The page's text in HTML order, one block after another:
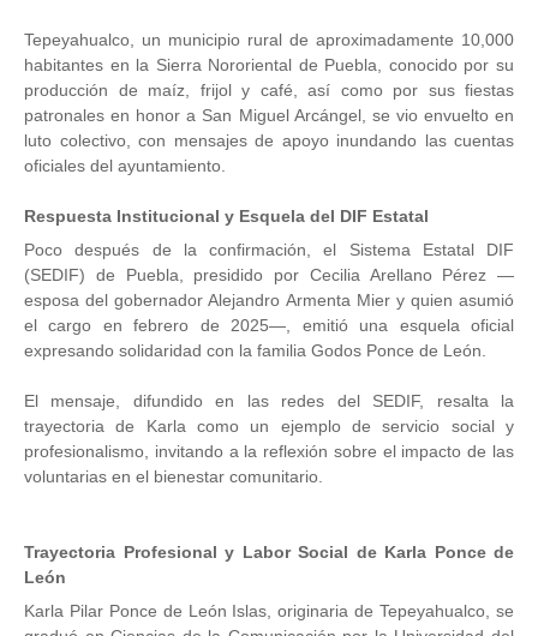
Tepeyahualco, un municipio rural de aproximadamente 10,000
habitantes en la Sierra Nororiental de Puebla, conocido por su
producción de maíz, frijol y café, así como por sus fiestas
patronales en honor a San Miguel Arcángel, se vio envuelto en
luto colectivo, con mensajes de apoyo inundando las cuentas
oficiales del ayuntamiento.
Respuesta Institucional y Esquela del DIF Estatal
Poco después de la confirmación, el Sistema Estatal DIF
(SEDIF) de Puebla, presidido por Cecilia Arellano Pérez —
esposa del gobernador Alejandro Armenta Mier y quien asumió
el cargo en febrero de 2025—, emitió una esquela oficial
expresando solidaridad con la familia Godos Ponce de León.
El mensaje, difundido en las redes del SEDIF, resalta la
trayectoria de Karla como un ejemplo de servicio social y
profesionalismo, invitando a la reflexión sobre el impacto de las
voluntarias en el bienestar comunitario.
Trayectoria Profesional y Labor Social de Karla Ponce de
León
Karla Pilar Ponce de León Islas, originaria de Tepeyahualco, se